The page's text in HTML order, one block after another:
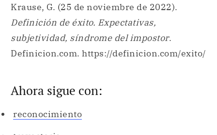
Krause, G. (25 de noviembre de 2022).
Definición de éxito. Expectativas,
subjetividad, síndrome del impostor.
Definicion.com. https://definicion.com/exito/
Ahora sigue con:
reconocimiento